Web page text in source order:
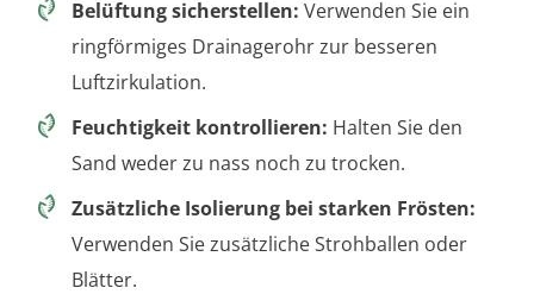
Belüftung sicherstellen: Verwenden Sie ein
ringförmiges Drainagerohr zur besseren
Luftzirkulation.
Feuchtigkeit kontrollieren: Halten Sie den
Sand weder zu nass noch zu trocken.
Zusätzliche Isolierung bei starken Frösten:
Verwenden Sie zusätzliche Strohballen oder
Blätter.